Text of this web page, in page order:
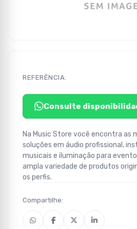
REFERÊNCIA:
Consulte
Na Music Store você encontra as
soluções em áudio profissional,
musicais e iluminação para
ampla variedade de produtos
os perfis.
Compartilhe: